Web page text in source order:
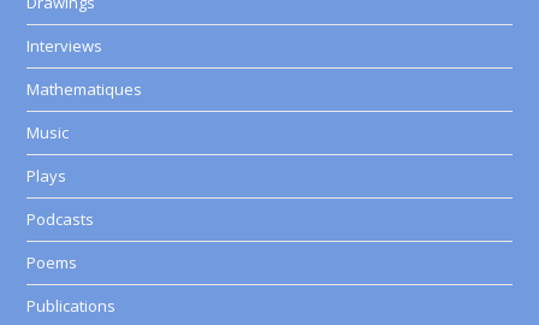
Interviews
Mathematiques
Music
Plays
Podcasts
Poems
Publications